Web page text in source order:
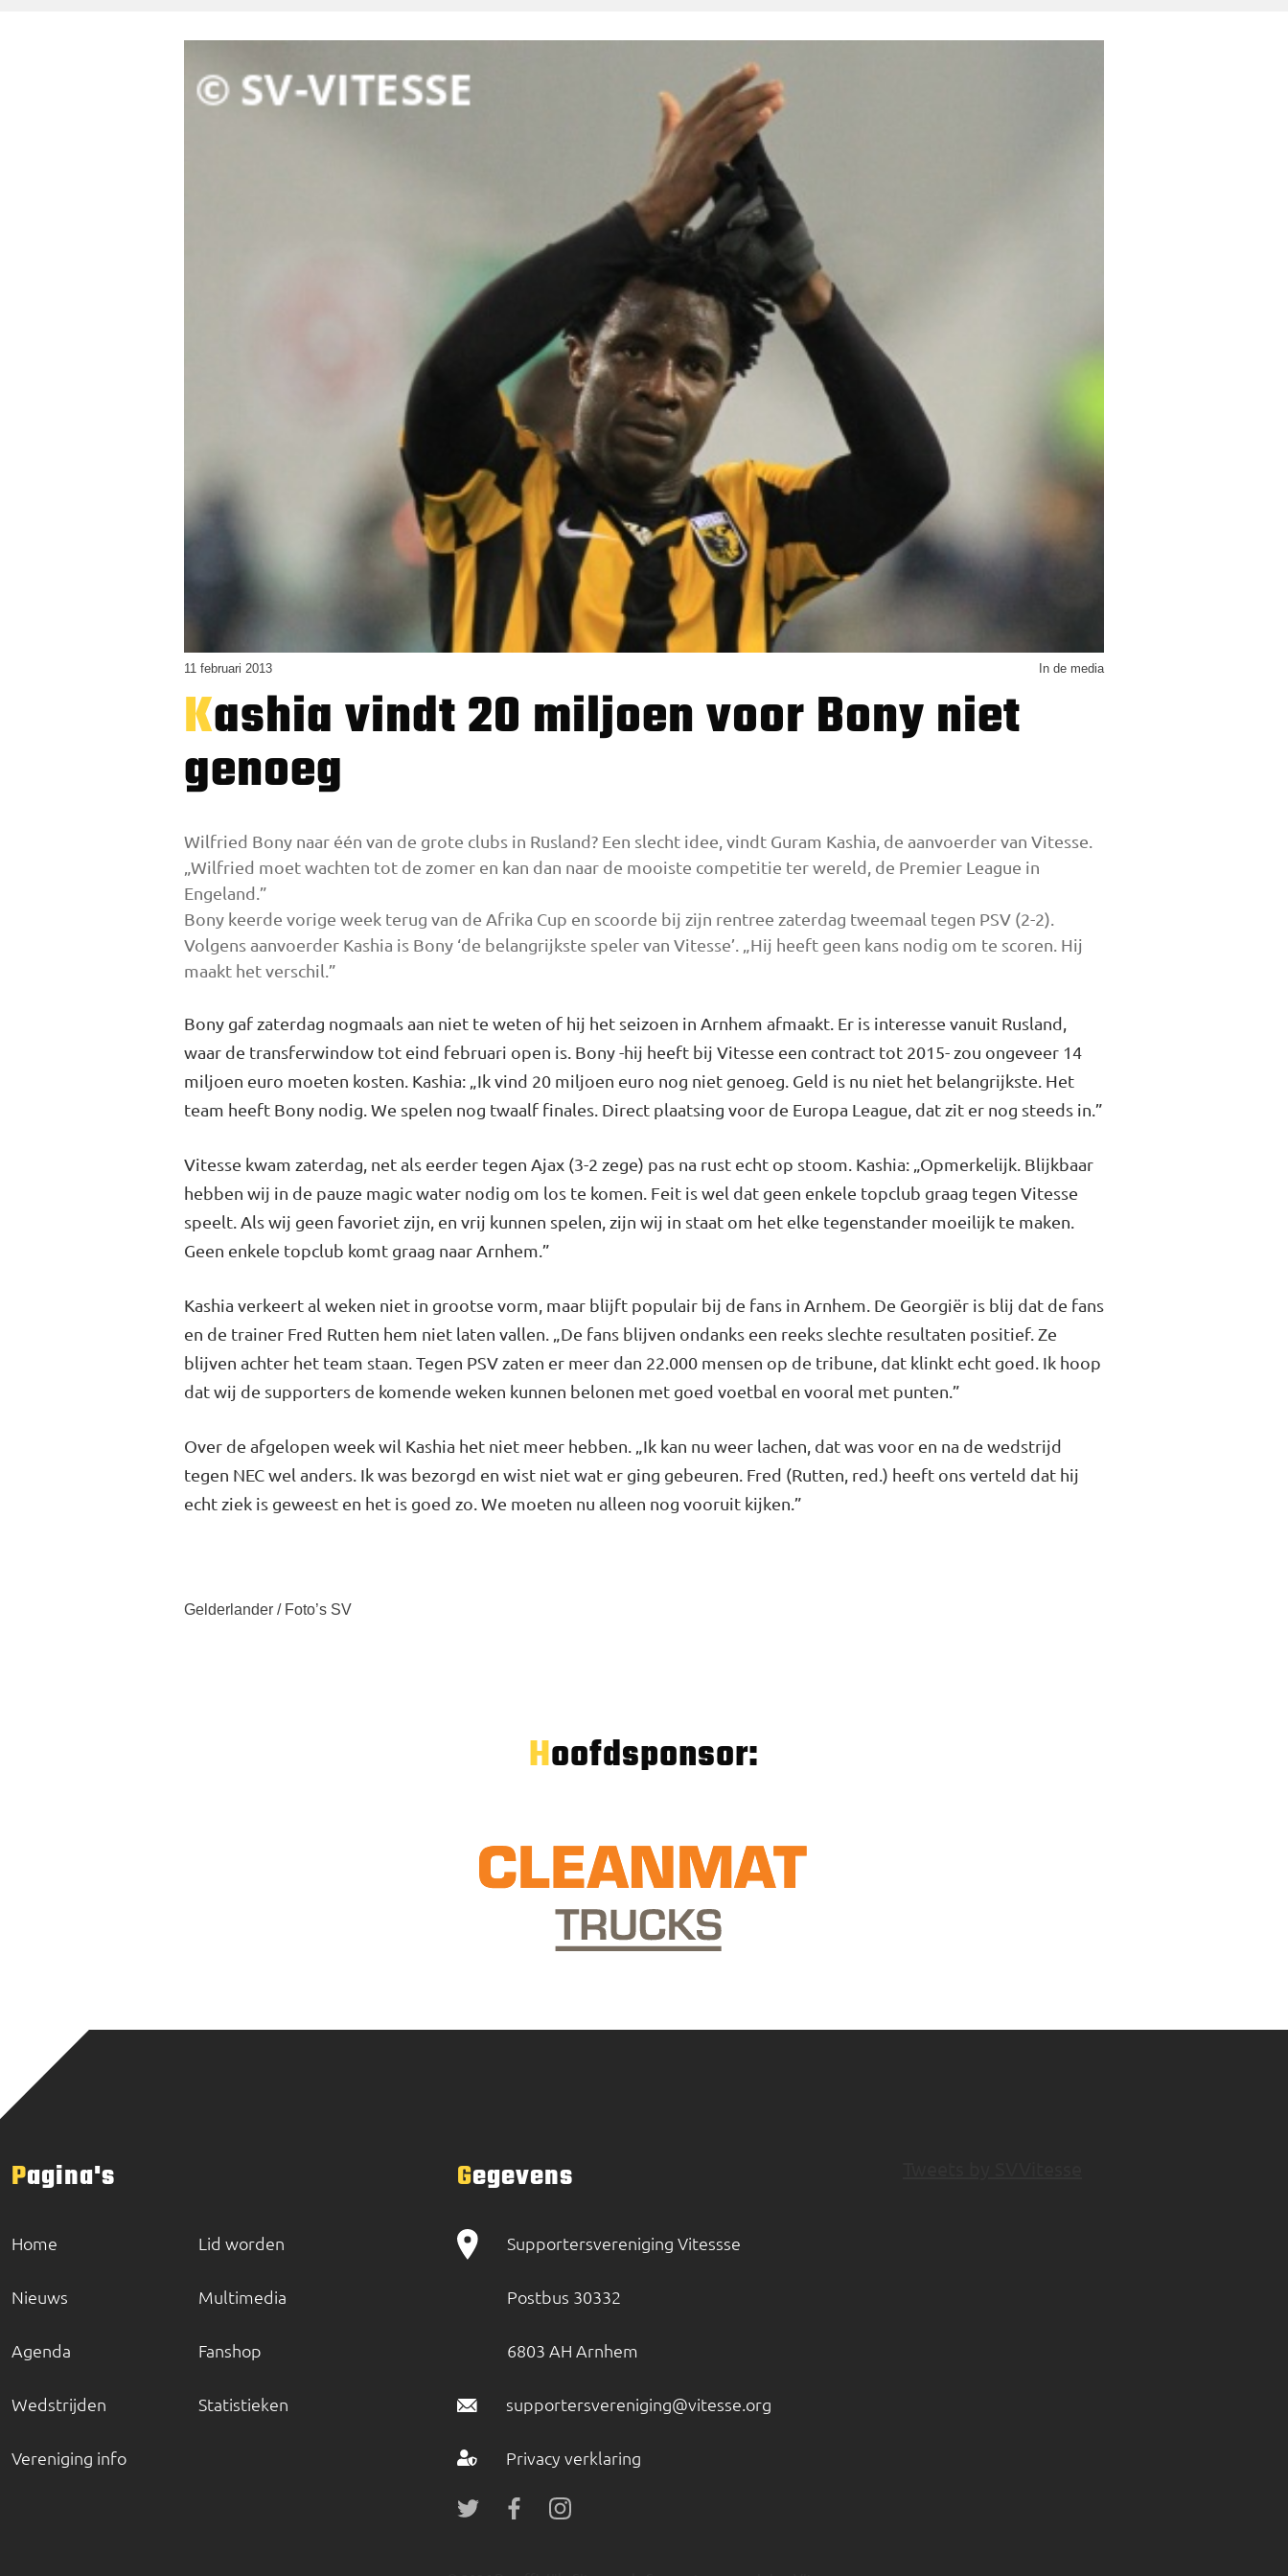
11 februari 2013 In de media
Kashia vindt 20 miljoen voor Bony niet
genoeg
Wilfried Bony naar één van de grote clubs in Rusland? Een slecht idee, vindt Guram Kas­hia, de aanvoerder van Vitesse.
„Wilfried moet wachten tot de zo­mer en kan dan naar de mooiste competitie ter wereld, de Premier League in
Engeland.”
Bony keerde vorige week terug van de Afrika Cup en scoorde bij zijn rentree zaterdag tweemaal te­gen PSV (2-2).
Volgens aanvoerder Kashia is Bony ‘de belangrijkste speler van Vitesse’. „Hij heeft geen kans nodig om te scoren. Hij
maakt het verschil.”
Bony gaf zaterdag nogmaals aan niet te weten of hij het seizoen in Arnhem afmaakt. Er is interesse vanuit Rusland,
waar de transfer­window tot eind februari open is. Bony -hij heeft bij Vitesse een contract tot 2015- zou ongeveer 14
miljoen euro moeten kosten. Kas­hia: „Ik vind 20 miljoen euro nog niet genoeg. Geld is nu niet het belangrijkste. Het
team heeft Bo­ny nodig. We spelen nog twaalf fi­nales. Direct plaatsing voor de Eu­ropa League, dat zit er nog steeds in.”
Vitesse kwam zaterdag, net als eerder tegen Ajax (3-2 zege) pas na rust echt op stoom. Kashia: „Opmerkelijk. Blijkbaar
hebben wij in de pauze magic water nodig om los te komen. Feit is wel dat geen enkele topclub graag tegen Vitesse
speelt. Als wij geen favo­riet zijn, en vrij kunnen spelen, zijn wij in staat om het elke tegen­stander moeilijk te maken.
Geen enkele topclub komt graag naar Arnhem.”
Kashia verkeert al weken niet in grootse vorm, maar blijft populair bij de fans in Arnhem. De Geor­giër is blij dat de fans
en de trai­ner Fred Rutten hem niet laten vallen. „De fans blijven ondanks een reeks slechte resultaten posi­tief. Ze
blijven achter het team staan. Tegen PSV zaten er meer dan 22.000 mensen op de tribune, dat klinkt echt goed. Ik hoop
dat wij de supporters de komende we­ken kunnen belonen met goed voetbal en vooral met punten.”
Over de afgelopen week wil Kas­hia het niet meer hebben. „Ik kan nu weer lachen, dat was voor en na de wedstrijd
tegen NEC wel an­ders. Ik was bezorgd en wist niet wat er ging gebeuren. Fred (Rut­ten, red.) heeft ons verteld dat hij
echt ziek is geweest en het is goed zo. We moeten nu alleen nog vooruit kijken.”
Gelderlander / Foto’s SV
Hoofdsponsor:
Pagina's
Home
Nieuws
Agenda
Wedstrijden
Vereniging info
Lid worden
Multimedia
Fanshop
Statistieken
Gegevens
Supportersvereniging Vitessse
Postbus 30332
6803 AH Arnhem
supportersvereniging@vitesse.org
Privacy verklaring